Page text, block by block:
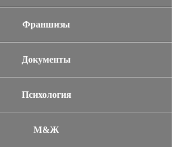
Франшизы
Документы
Психология
М&Ж